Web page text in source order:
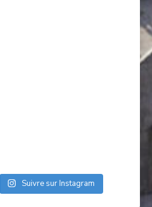
Suivre sur Instagram